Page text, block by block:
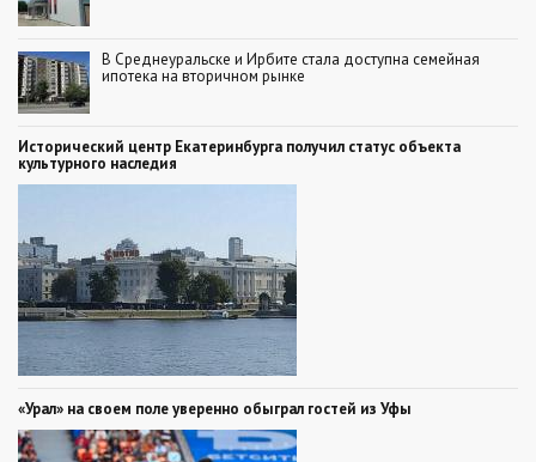
В Среднеуральске и Ирбите стала доступна семейная
ипотека на вторичном рынке
Исторический центр Екатеринбурга получил статус объекта
культурного наследия
«Урал» на своем поле уверенно обыграл гостей из Уфы